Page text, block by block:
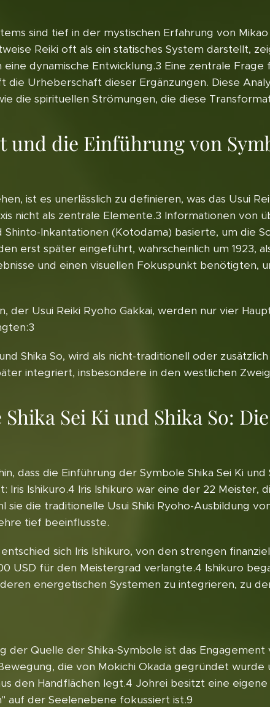
sind tief in der mystischen Erfahrung von
Reiki oft als ein statisches System darstellt,
eine dynamische Entwicklung.3 Eine zentrale
die Urheberschaft dieser Ergänzungen. Diese
die spirituellen Strömungen, die diese
und die Einführung von
ist es unerlässlich zu definieren, was das Usui
nicht als zentrale Elemente.3 Informationen von
Inkantationen (Kotodama) basierte, um die
erst später eingeführt, wahrscheinlich um 1923,
und einen visuellen Fokuspunkt benötigten,
der Usui Reiki Ryoho Gakkai, werden nur vier
Shika So, wird als nicht-traditionell oder
integriert, insbesondere in den westlichen
Sei Ki und Shika So:
dass die Einführung der Symbole Shika Sei Ki
Iris Ishikuro.4 Iris Ishikuro war eine der 22
die traditionelle Usui Shiki Ryoho-Ausbildung
tief beeinflusste.
sich Iris Ishikuro, von den strengen
USD für den Meistergrad verlangte.4 Ishikuro
energetischen Systemen zu integrieren, zu
Quelle der Shika-Symbole ist das Engagement
die von Mokichi Okada gegründet
den Handflächen legt.4 Johrei besitzt eine
auf der Seelenebene fokussiert ist.9